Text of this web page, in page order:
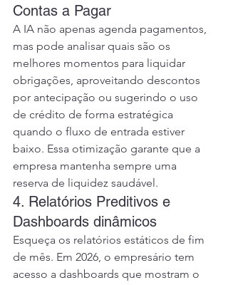
Contas a Pagar
A IA não apenas agenda pagamentos,
mas pode analisar quais são os
melhores momentos para liquidar
obrigações, aproveitando descontos
por antecipação ou sugerindo o uso
de crédito de forma estratégica
quando o fluxo de entrada estiver
baixo. Essa otimização garante que a
empresa mantenha sempre uma
reserva de liquidez saudável.
4. Relatórios Preditivos e
Dashboards dinâmicos
Esqueça os relatórios estáticos de fim
de mês. Em 2026, o empresário tem
acesso a dashboards que mostram o